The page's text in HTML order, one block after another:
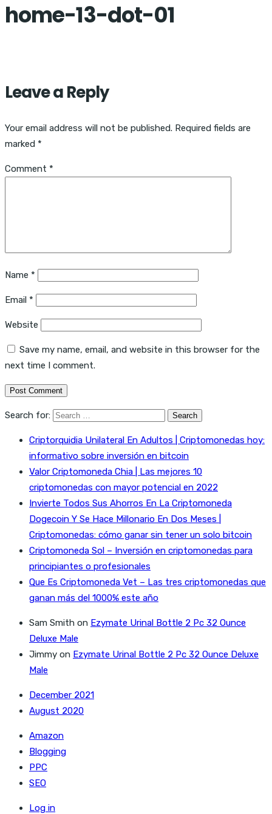
home-13-dot-01
Leave a Reply
Your email address will not be published. Required fields are
marked *
Comment *
Name *
Email *
Website
Save my name, email, and website in this browser for the
next time I comment.
Search for:
Criptorquidia Unilateral En Adultos | Criptomonedas hoy:
informativo sobre inversión en bitcoin
Valor Criptomoneda Chia | Las mejores 10
criptomonedas con mayor potencial en 2022
Invierte Todos Sus Ahorros En La Criptomoneda
Dogecoin Y Se Hace Millonario En Dos Meses |
Criptomonedas: cómo ganar sin tener un solo bitcoin
Criptomoneda Sol – Inversión en criptomonedas para
principiantes o profesionales
Que Es Criptomoneda Vet – Las tres criptomonedas que
ganan más del 1000% este año
Sam Smith on Ezymate Urinal Bottle 2 Pc 32 Ounce
Deluxe Male
Jimmy on Ezymate Urinal Bottle 2 Pc 32 Ounce Deluxe
Male
December 2021
August 2020
Amazon
Blogging
PPC
SEO
Log in